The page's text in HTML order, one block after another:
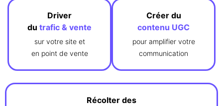
Driver
du trafic & vente
sur votre site et
en point de vente
Créer du
contenu UGC
pour amplifier votre
communication
Récolter des